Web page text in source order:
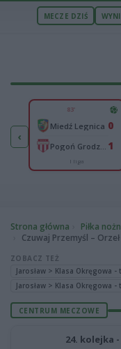
MECZE DZIŚ
‹
2
Sokół Kolbuszowa Dolna0
83'
Miedź Legnica 0
1
I liga
Strona główna Piłka
Czuwaj Przemyśl –
ZOBACZ TEŻ
Jarosław > Klasa Okręgowa -
Jarosław > Klasa Okręgowa
CENTRUM MECZOWE
24. kolejka